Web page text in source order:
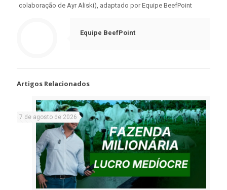
colaboração de Ayr Aliski), adaptado por Equipe BeefPoint
Equipe BeefPoint
Artigos Relacionados
7 de agosto de 2026